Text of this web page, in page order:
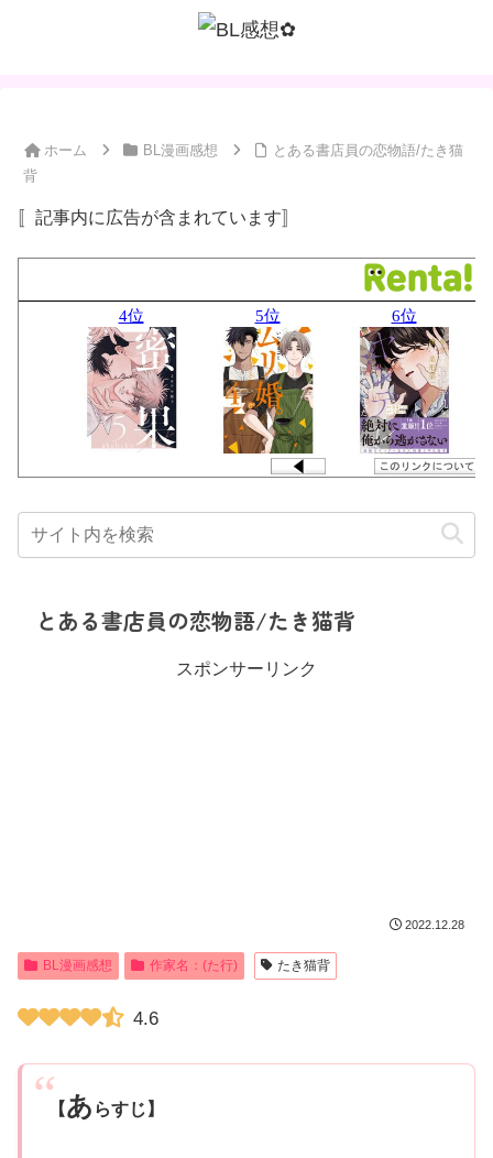
ホーム BL漫画感想
とある書店員の恋物語/たき猫
背
〚記事内に広告が含まれています〛
とある書店員の恋物語/たき猫背
スポンサーリンク
2022.12.28
BL漫画感想 作家名：(た行) たき猫背
4.6
【あ らすじ】